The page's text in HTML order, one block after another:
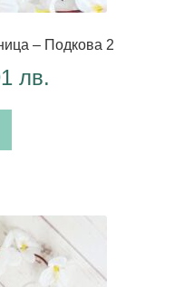
– Подкова 2
лв.